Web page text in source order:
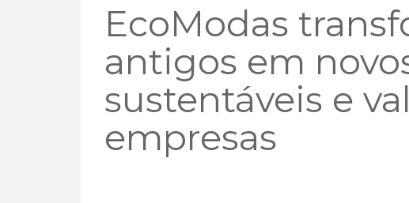
EcoModas
antigos em
sustentáveis e
empresas